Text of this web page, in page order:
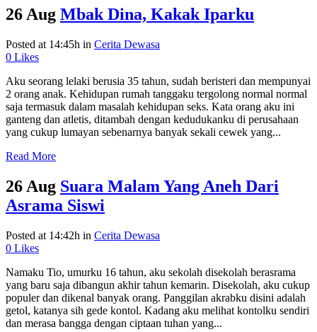
26 Aug Mbak Dina, Kakak Iparku
Posted at 14:45h in Cerita Dewasa
0 Likes
Aku seorang lelaki berusia 35 tahun, sudah beristeri dan mempunyai
2 orang anak. Kehidupan rumah tanggaku tergolong normal normal
saja termasuk dalam masalah kehidupan seks. Kata orang aku ini
ganteng dan atletis, ditambah dengan kedudukanku di perusahaan
yang cukup lumayan sebenarnya banyak sekali cewek yang...
Read More
26 Aug Suara Malam Yang Aneh Dari
Asrama Siswi
Posted at 14:42h in Cerita Dewasa
0 Likes
Namaku Tio, umurku 16 tahun, aku sekolah disekolah berasrama
yang baru saja dibangun akhir tahun kemarin. Disekolah, aku cukup
populer dan dikenal banyak orang. Panggilan akrabku disini adalah
getol, katanya sih gede kontol. Kadang aku melihat kontolku sendiri
dan merasa bangga dengan ciptaan tuhan yang...